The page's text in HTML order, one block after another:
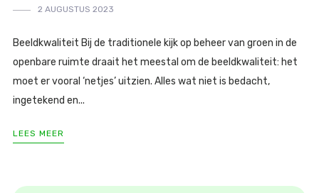
2 AUGUSTUS 2023
Beeldkwaliteit Bij de traditionele kijk op beheer van groen in de
openbare ruimte draait het meestal om de beeldkwaliteit: het
moet er vooral ‘netjes’ uitzien. Alles wat niet is bedacht,
ingetekend en...
LEES MEER